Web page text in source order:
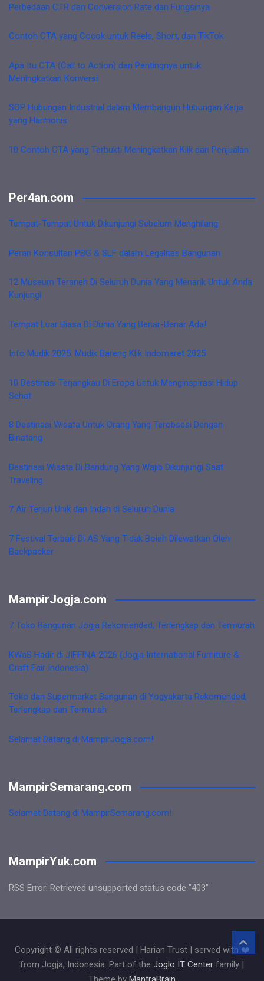
Perbedaan CTR dan Conversion Rate dan Fungsinya
Contoh CTA yang Cocok untuk Reels, Short, dan TikTok
Apa Itu CTA (Call to Action) dan Pentingnya untuk
Meningkatkan Konversi
SOP Hubungan Industrial dalam Membangun Hubungan Kerja
yang Harmonis
10 Contoh CTA yang Terbukti Meningkatkan Klik dan Penjualan
Per4an.com
Tempat-Tempat Untuk Dikunjungi Sebelum Menghilang
Peran Konsultan PBG & SLF dalam Legalitas Bangunan
12 Museum Teraneh Di Seluruh Dunia Yang Menarik Untuk Anda
Kunjungi
Tempat Luar Biasa Di Dunia Yang Benar-Benar Ada!
Info Mudik 2025: Mudik Bareng Klik Indomaret 2025
10 Destinasi Terjangkau Di Eropa Untuk Menginspirasi Hidup
Sehat
8 Destinasi Wisata Untuk Orang Yang Terobsesi Dengan
Binatang
Destinasi Wisata Di Bandung Yang Wajib Dikunjungi Saat
Traveling
7 Air Terjun Unik dan Indah di Seluruh Dunia
7 Festival Terbaik Di AS Yang Tidak Boleh Dilewatkan Oleh
Backpacker
MampirJogja.com
7 Toko Bangunan Jogja Rekomended, Terlengkap dan Termurah
KWaS Hadir di JIFFINA 2026 (Jogja International Furniture &
Craft Fair Indonesia)
Toko dan Supermarket Bangunan di Yogyakarta Rekomended,
Terlengkap dan Termurah
Selamat Datang di MampirJogja.com!
MampirSemarang.com
Selamat Datang di MampirSemarang.com!
MampirYuk.com
RSS Error: Retrieved unsupported status code "403"
Copyright © All rights reserved | Harian Trust | served with ❤️
from Jogja, Indonesia. Part of the Joglo IT Center family |